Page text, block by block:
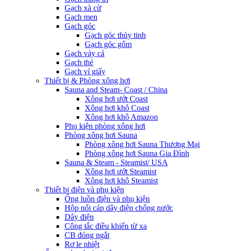
Gạch xà cừ
Gạch men
Gạch góc
Gạch góc thủy tinh
Gạch góc gốm
Gạch vảy cá
Gạch thẻ
Gạch vỉ giấy
Thiết bị & Phòng xông hơi
Sauna and Steam- Coast / China
Xông hơi ướt Coast
Xông hơi khô Coast
Xông hơi khô Amazon
Phụ kiện phòng xông hơi
Phòng xông hơi Sauna
Phòng xông hơi Sauna Thương Mại
Phòng xông hơi Sauna Gia Đình
Sauna & Steam - Steamist/ USA
Xông hơi ướt Steamist
Xông hơi khô Steamist
Thiết bị điện và phụ kiện
Ống luồn điện và phụ kiện
Hộp nối cáp dây điện chống nước
Dây điện
Công tắc điều khiển từ xa
CB đóng ngắt
Rơ le nhiệt